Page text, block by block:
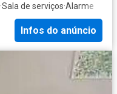
·Sala de serviços·Alarme
Infos do anúncio